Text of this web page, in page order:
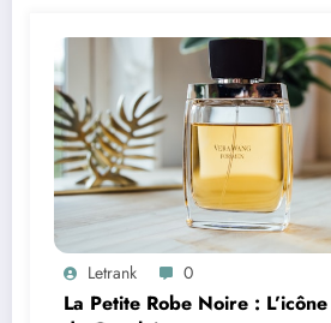
Letrank 0
La Petite Robe Noire :